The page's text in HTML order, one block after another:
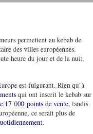
permettent au kebab de
des villes européennes.
heure du jour et de la nuit,
est fulgurant. Rien qu’à
qui ont inscrit le kebab sur
17 000 points de vente, tandis
ce serait plus de
.